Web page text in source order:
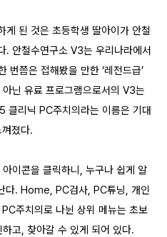
된 것은 초등학생 딸아이가 안철
. 안철수연구소 V3는 우리나라에서
번쯤은 접해봤을 만한 ‘레전드급’
닌 유료 프로그램으로서의 V3는
리닉 PC주치의라는 이름은 기대
졌다.
이콘을 클릭하니, 누구나 쉽게 알
다. Home, PC검사, PC튜닝, 개인
주치의로 나뉜 상위 메뉴는 초보
고, 찾아갈 수 있게 되어 있다.